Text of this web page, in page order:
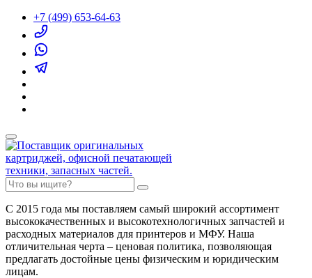
+7 (499) 653-64-63
С 2015 года мы поставляем самый широкий ассортимент
высококачественных и высокотехнологичных запчастей и
расходных материалов для принтеров и МФУ. Наша
отличительная черта – ценовая политика, позволяющая
предлагать достойные цены физическим и юридическим
лицам.